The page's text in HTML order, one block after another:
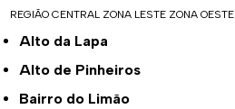
REGIÃO CENTRAL ZONA LESTE ZONA OESTE
Alto da Lapa
Alto de Pinheiros
Bairro do Limão